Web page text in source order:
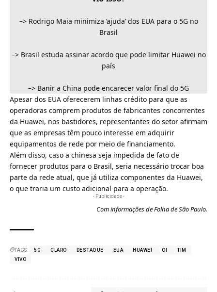
–> Rodrigo Maia minimiza ‘ajuda’ dos EUA para o 5G no
Brasil
–> Brasil estuda assinar acordo que pode limitar Huawei no
país
–> Banir a China pode encarecer valor final do 5G
Apesar dos EUA oferecerem linhas crédito para que as
operadoras comprem produtos de fabricantes concorrentes
da Huawei, nos bastidores, representantes do setor afirmam
que as empresas têm pouco interesse em adquirir
equipamentos de rede por meio de financiamento.
Além disso, caso a chinesa seja impedida de fato de
fornecer produtos para o Brasil, seria necessário trocar boa
parte da rede atual, que já utiliza componentes da Huawei,
o que traria um custo adicional para a operação.
- Publicidade -
Com informações deFolha de São Paulo.
TAGS: 5G CLARO DESTAQUE EUA HUAWEI OI
TIM
VIVO